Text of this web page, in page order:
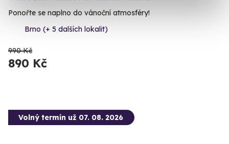
Ponořte se naplno do vánoční atmosféry!
Brno (+ 5 dalších lokalit)
990 Kč
890 Kč
Volný termín už 07. 08. 2026